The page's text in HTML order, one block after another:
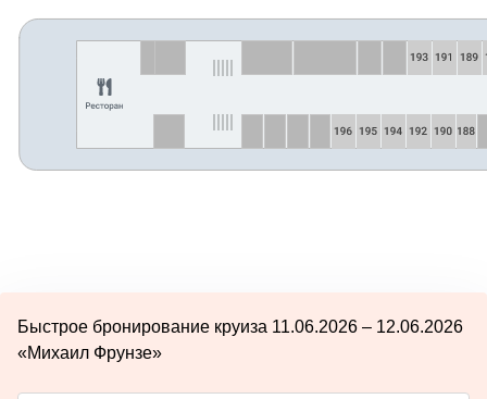
Быстрое бронирование круиза 11.06.2026 – 12.06.2026
«Михаил Фрунзе»